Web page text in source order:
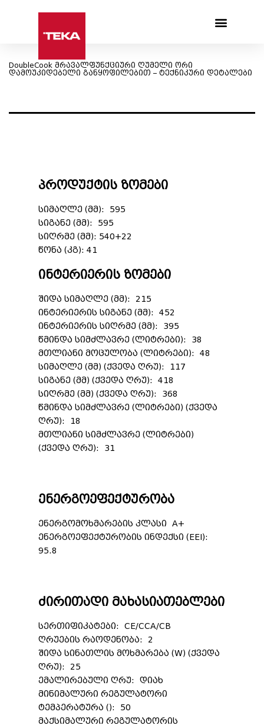
DoubleCook მრავალფუნქციური ღუმელი ორი
დამოუკიდებელი განყოფილებით – ტექნიკური დეტალები
პროდუქტის ზომები
სიმაღლე (მმ): 595
სიგანე (მმ): 595
სიღრმე (მმ): 540+22
წონა (კგ): 41
ინტერიერის ზომები
შიდა სიმაღლე (მმ): 215
ინტერიერის სიგანე (მმ): 452
ინტერიერის სიღრმე (მმ): 395
წმინდა სიმძლავრე (ლიტრები): 38
მთლიანი მოცულობა (ლიტრები): 48
სიმაღლე (მმ) (ქვედა ღრუ): 117
სიგანე (მმ) (ქვედა ღრუ): 418
სიღრმე (მმ) (ქვედა ღრუ): 368
წმინდა სიმძლავრე (ლიტრები) (ქვედა
ღრუ): 18
მთლიანი სიმძლავრე (ლიტრები)
(ქვედა ღრუ): 31
ენერგოეფექტურობა
ენერგომოხმარების კლასი A+
ენერგოეფექტურობის ინდექსი (EEI):
95.8
ძირითადი მახასიათებლები
სერთიფიკატები: CE/CCA/CB
ღრუების რაოდენობა: 2
შიდა სინათლის მოხმარება (W) (ქვედა
ღრუ): 25
ემალირებული ღრუ: დიახ
მინიმალური რეგულატორი
ტემპერატურა (): 50
მაქსიმალური რეგულატორის